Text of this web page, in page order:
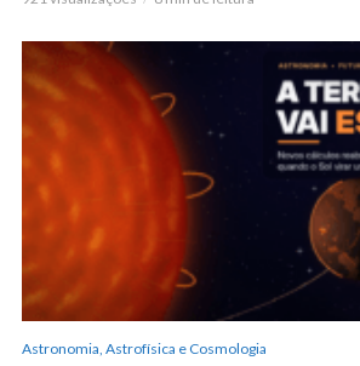
Astronomia, Astrofísica e Cosmologia